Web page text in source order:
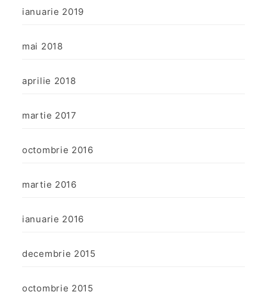
ianuarie 2019
mai 2018
aprilie 2018
martie 2017
octombrie 2016
martie 2016
ianuarie 2016
decembrie 2015
octombrie 2015